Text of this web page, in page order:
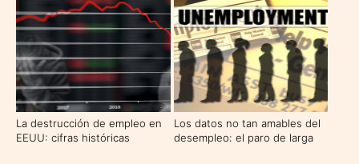
La destrucción de empleo en
EEUU: cifras históricas
Los datos no tan amables del
desempleo: el paro de larga